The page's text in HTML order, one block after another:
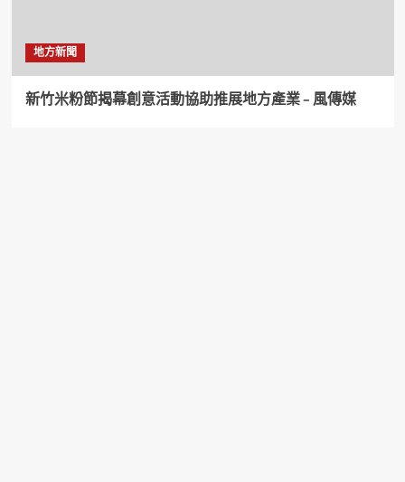
地方新聞
新竹米粉節揭幕創意活動協助推展地方產業 – 風傳媒